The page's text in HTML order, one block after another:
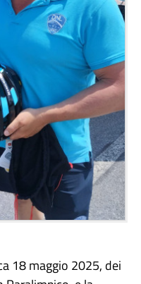
18 maggio 2025, dei